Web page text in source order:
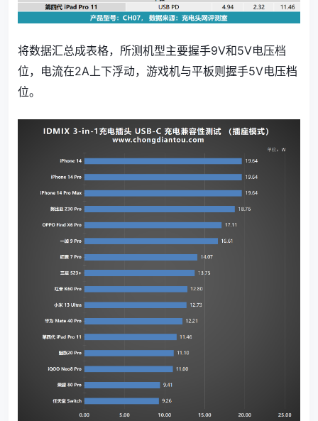
将数据汇总成表格，所测机型主要握手9V和5V电压档
位，电流在2A上下浮动，游戏机与平板则握手5V电压档
位。